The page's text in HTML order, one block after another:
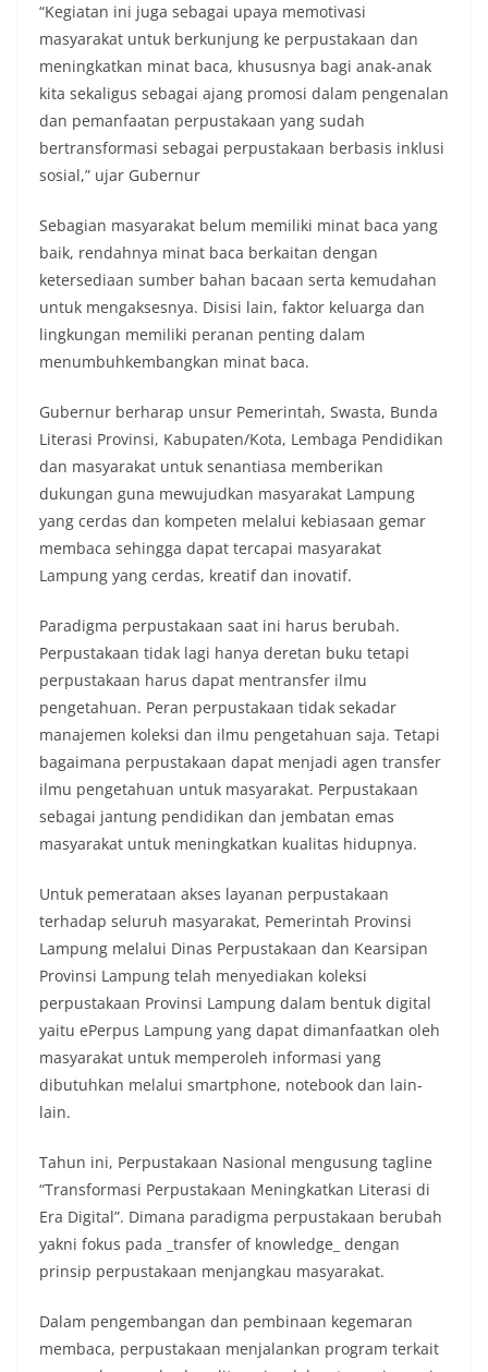
“Kegiatan ini juga sebagai upaya memotivasi
masyarakat untuk berkunjung ke perpustakaan dan
meningkatkan minat baca, khususnya bagi anak-anak
kita sekaligus sebagai ajang promosi dalam pengenalan
dan pemanfaatan perpustakaan yang sudah
bertransformasi sebagai perpustakaan berbasis inklusi
sosial,” ujar Gubernur
Sebagian masyarakat belum memiliki minat baca yang
baik, rendahnya minat baca berkaitan dengan
ketersediaan sumber bahan bacaan serta kemudahan
untuk mengaksesnya. Disisi lain, faktor keluarga dan
lingkungan memiliki peranan penting dalam
menumbuhkembangkan minat baca.
Gubernur berharap unsur Pemerintah, Swasta, Bunda
Literasi Provinsi, Kabupaten/Kota, Lembaga Pendidikan
dan masyarakat untuk senantiasa memberikan
dukungan guna mewujudkan masyarakat Lampung
yang cerdas dan kompeten melalui kebiasaan gemar
membaca sehingga dapat tercapai masyarakat
Lampung yang cerdas, kreatif dan inovatif.
Paradigma perpustakaan saat ini harus berubah.
Perpustakaan tidak lagi hanya deretan buku tetapi
perpustakaan harus dapat mentransfer ilmu
pengetahuan. Peran perpustakaan tidak sekadar
manajemen koleksi dan ilmu pengetahuan saja. Tetapi
bagaimana perpustakaan dapat menjadi agen transfer
ilmu pengetahuan untuk masyarakat. Perpustakaan
sebagai jantung pendidikan dan jembatan emas
masyarakat untuk meningkatkan kualitas hidupnya.
Untuk pemerataan akses layanan perpustakaan
terhadap seluruh masyarakat, Pemerintah Provinsi
Lampung melalui Dinas Perpustakaan dan Kearsipan
Provinsi Lampung telah menyediakan koleksi
perpustakaan Provinsi Lampung dalam bentuk digital
yaitu ePerpus Lampung yang dapat dimanfaatkan oleh
masyarakat untuk memperoleh informasi yang
dibutuhkan melalui smartphone, notebook dan lain-
lain.
Tahun ini, Perpustakaan Nasional mengusung tagline
“Transformasi Perpustakaan Meningkatkan Literasi di
Era Digital”. Dimana paradigma perpustakaan berubah
yakni fokus pada _transfer of knowledge_ dengan
prinsip perpustakaan menjangkau masyarakat.
Dalam pengembangan dan pembinaan kegemaran
membaca, perpustakaan menjalankan program terkait